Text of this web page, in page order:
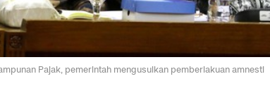
Pajak, pemerintah mengusulkan pemberlakuan amnesti